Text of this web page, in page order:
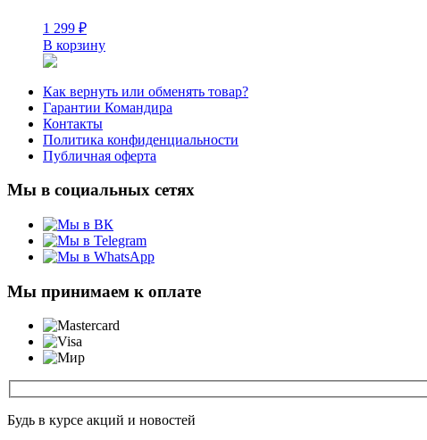
1 299 ₽
В корзину
Как вернуть или обменять товар?
Гарантии Командира
Контакты
Политика конфиденциальности
Публичная оферта
Мы в социальных сетях
Мы принимаем к оплате
Будь в курсе акций и новостей